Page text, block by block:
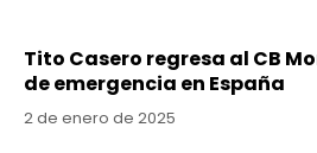
Tito Casero regresa al CB
de emergencia en España
2 de enero de 2025